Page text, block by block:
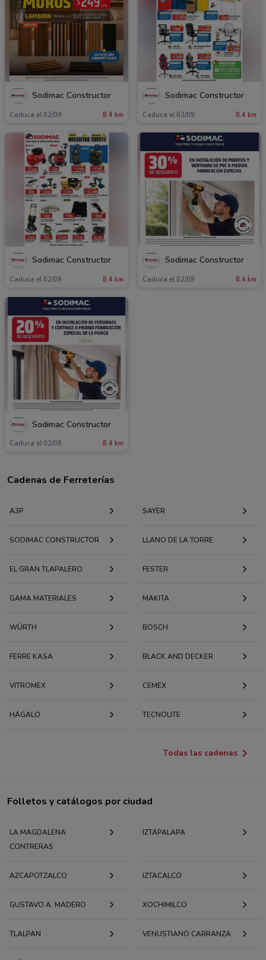
Sodimac Constructor
Caduca el 02/09 8.4 km
Sodimac Constructor
Caduca el 02/09 8.4 km
Sodimac Constructor
Caduca el 02/09 8.4 km
Sodimac Constructor
Caduca el 02/09 8.4 km
Sodimac Constructor
Caduca el 02/09 8.4 km
Cadenas de Ferreterías
A3P SAYER
SODIMAC CONSTRUCTOR LLANO DE LA TORRE
EL GRAN TLAPALERO FESTER
GAMA MATERIALES MAKITA
WÜRTH BOSCH
FERRE KASA BLACK AND DECKER
VITROMEX CEMEX
HÁGALO TECNOLITE
Todas las cadenas
Folletos y catálogos por ciudad
LA MAGDALENA
CONTRERAS
IZTAPALAPA
AZCAPOTZALCO IZTACALCO
GUSTAVO A. MADERO XOCHIMILCO
TLALPAN VENUSTIANO CARRANZA